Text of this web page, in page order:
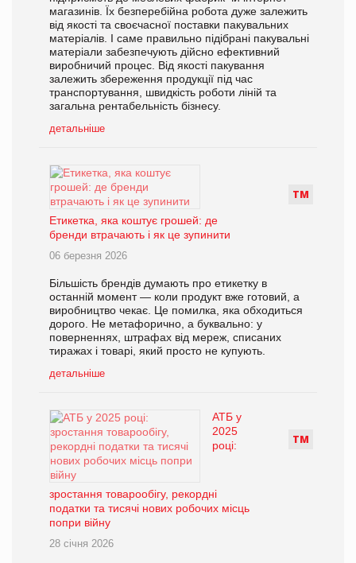
магазинів. Їх безперебійна робота дуже залежить
від якості та своєчасної поставки пакувальних
матеріалів. І саме правильно підібрані пакувальні
матеріали забезпечують дійсно ефективний
виробничий процес. Від якості пакування
залежить збереження продукції під час
транспортування, швидкість роботи ліній та
загальна рентабельність бізнесу.
детальніше
ТМ
Етикетка, яка коштує грошей: де
бренди втрачають і як це зупинити
06 березня 2026
Більшість брендів думають про етикетку в
останній момент — коли продукт вже готовий, а
виробництво чекає. Це помилка, яка обходиться
дорого. Не метафорично, а буквально: у
поверненнях, штрафах від мереж, списаних
тиражах і товарі, який просто не купують.
детальніше
ТМ
АТБ у
2025
році:
зростання товарообігу, рекордні
податки та тисячі нових робочих місць
попри війну
28 січня 2026